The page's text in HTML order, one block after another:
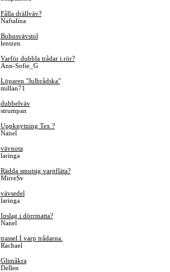
Fålla drällväv?
Naftalina
Bohusvävstol
lentzen
Varför dubbla trådar i rör?
Ann-Sofie_G
Löparen "Julbrådska"
millan71
dubbelväv
strumpan
Uppknytning Tex ?
Nanel
vävnota
laringa
Rädda smutsig varpfläta?
MirreSv
vävsedel
laringa
Inslag i dörrmatta?
Nanel
trassel I varp trådarna.
Rachael
Glimåkra
Dellen